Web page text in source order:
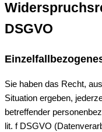
DSGVO
Sie haben das Recht,
Situation ergeben,
betreffender
lit. f DSGVO